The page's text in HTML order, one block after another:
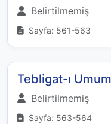
Belirtilmemiş
Sayfa: 561-563
Tebligat-ı
Belirtilmemiş
Sayfa: 563-564